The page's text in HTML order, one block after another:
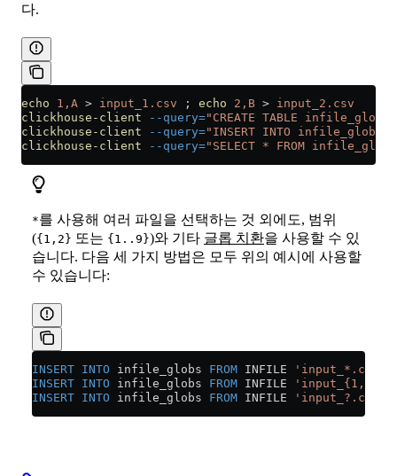
다.
echo 1,A > input_1.csv ; echo 2,B > input_2.csv
clickhouse-client --query="CREATE TABLE
clickhouse-client --query="INSERT INTO infile_globs
clickhouse-client --query="SELECT * FROM
*를 사용해 여러 파일을 선택하는 것 외에도, 범위
({1,2} 또는 {1..9})와 기타 글롭 치환을 사용할 수 있
습니다. 다음 세 가지 방법은 모두 위의 예시에 사용할
수 있습니다:
INSERT INTO infile_globs FROM INFILE 'input_*.csv'
INSERT INTO infile_globs FROM INFILE
INSERT INTO infile_globs FROM INFILE 'input_?.csv'